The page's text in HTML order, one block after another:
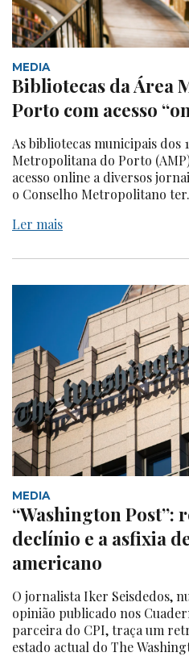
MEDIA
Bibliotecas da Área
Porto com acesso
As bibliotecas municipais dos
Metropolitana do Porto
acesso online a diversos
o Conselho Metropolitano
Ler mais
MEDIA
“Washington Post”:
declínio e a asfixia
americano
O jornalista Iker Seisdedos,
opinião publicado nos
parceira do CPI, traça um
estado actual do The